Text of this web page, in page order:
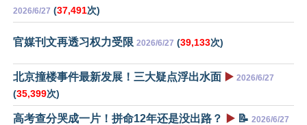
2026/6/27 (37,491次)
官媒刊文再透习权力受限 2026/6/27 (39,133次)
北京撞楼事件最新发展！三大疑点浮出水面 ▶️ 2026/6/27
(35,399次)
高考查分哭成一片！拼命12年还是没出路？ ▶️ 📝 2026/6/27